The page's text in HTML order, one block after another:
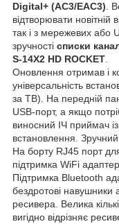
Digital+ (AC3/EAC3).
відтворювати новітній
так і з мережевих або
зручності списки
S-14X2 HD ROCKET.
Оновлення отримав і
універсальність
за ТВ). На передній
USB-порт, а якщо
виносний ІЧ приймач
встановлення. Зручний
На борту RJ45 порт
підтримка WiFi
Підтримка Bluetooth
бездротові
ресивера. Велика
вигідно відрізняє